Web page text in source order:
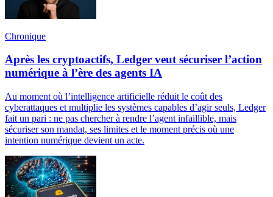
Chronique
Après les cryptoactifs, Ledger veut sécuriser l’action
numérique à l’ère des agents IA
Au moment où l’intelligence artificielle réduit le coût des
cyberattaques et multiplie les systèmes capables d’agir seuls, Ledger
fait un pari : ne pas chercher à rendre l’agent infaillible, mais
sécuriser son mandat, ses limites et le moment précis où une
intention numérique devient un acte.